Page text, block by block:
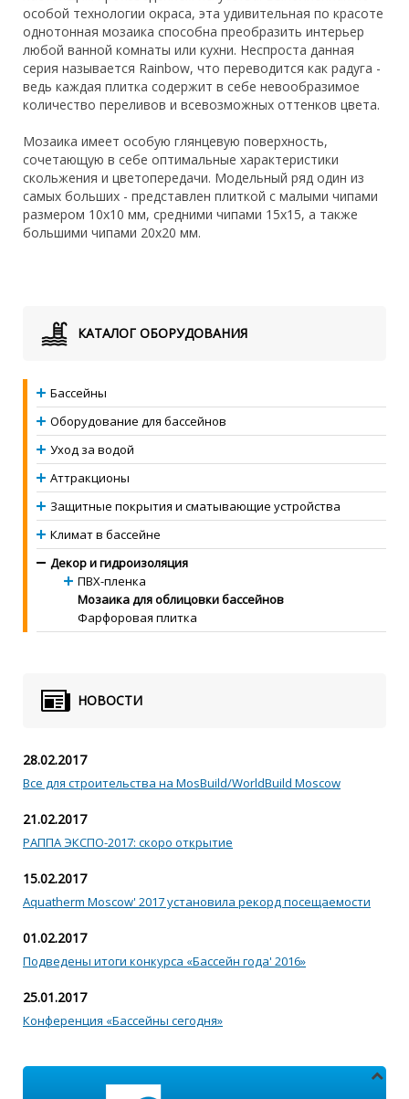
особой технологии окраса, эта удивительная по красоте
однотонная мозаика способна преобразить интерьер
любой ванной комнаты или кухни. Неспроста данная
серия называется Rainbow, что переводится как радуга -
ведь каждая плитка содержит в себе невообразимое
количество переливов и всевозможных оттенков цвета.
Мозаика имеет особую глянцевую поверхность,
сочетающую в себе оптимальные характеристики
скольжения и цветопередачи. Модельный ряд один из
самых больших - представлен плиткой с малыми чипами
размером 10х10 мм, средними чипами 15х15, а также
большими чипами 20х20 мм.
КАТАЛОГ ОБОРУДОВАНИЯ
Бассейны
Оборудование для бассейнов
Уход за водой
Аттракционы
Защитные покрытия и сматывающие устройства
Климат в бассейне
Декор и гидроизоляция
ПВХ-пленка
Мозаика для облицовки бассейнов
Фарфоровая плитка
НОВОСТИ
28.02.2017
Все для строительства на MosBuild/WorldBuild Moscow
21.02.2017
РАППА ЭКСПО-2017: скоро открытие
15.02.2017
Aquatherm Moscow' 2017 установила рекорд посещаемости
01.02.2017
Подведены итоги конкурса «Бассейн года' 2016»
25.01.2017
Конференция «Бассейны сегодня»